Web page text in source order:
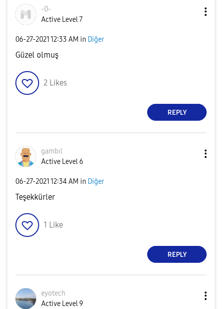
-0-
Active Level 7
‎06-27-2021 12:33 AM in Diğer
Güzel olmuş
2 Likes
REPLY
gambıl
Active Level 6
‎06-27-2021 12:34 AM in Diğer
Teşekkürler
1 Like
REPLY
eyotech
Active Level 9